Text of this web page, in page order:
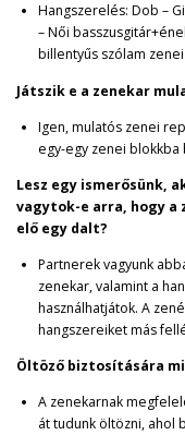
Hangszerelés: Dob –
– Női
billentyűs szólam
Játszik e a zenekar
Igen, mulatós zenei
egy-egy zenei blokkba
Lesz egy ismerősünk,
vagytok-e arra, hogy a
elő egy dalt?
Partnerek vagyunk
zenekar, valamint a
használhatjátok. A
hangszereiket más
Öltöző biztosítására
A zenekarnak
át tudunk öltözni, ahol